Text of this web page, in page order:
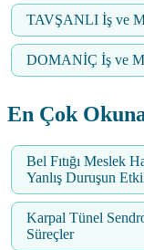
TAVŞANLI İş ve
DOMANİÇ İş ve
En Çok
Bel Fıtığı Meslek
Yanlış Duruşun
Karpal Tünel
Süreçler